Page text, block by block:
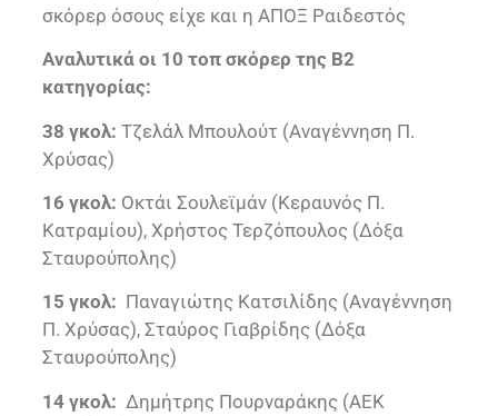
σκόρερ όσους είχε και η ΑΠΟΞ Ραιδεστός
Αναλυτικά οι 10 τοπ σκόρερ της Β2
κατηγορίας:
38 γκολ: Τζελάλ Μπουλούτ (Αναγέννηση Π.
Χρύσας)
16 γκολ: Οκτάι Σουλεϊμάν (Κεραυνός Π.
Κατραμίου), Χρήστος Τερζόπουλος (Δόξα
Σταυρούπολης)
15 γκολ: Παναγιώτης Κατσιλίδης (Αναγέννηση
Π. Χρύσας), Σταύρος Γιαβρίδης (Δόξα
Σταυρούπολης)
14 γκολ: Δημήτρης Πουρναράκης (ΑΕΚ